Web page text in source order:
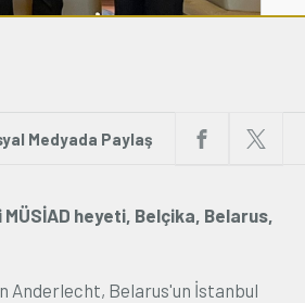
Medyada Paylaş
MÜSİAD heyeti, Belçika, Belarus,
Anderlecht, Belarus'un İstanbul